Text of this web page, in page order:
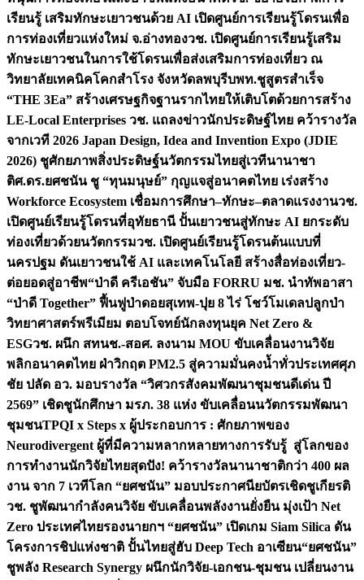
เรียนรู้ เสริมทักษะเยาวชนด้วย AI เปิดศูนย์การเรียนรู้โดรนเพื่อ
การท่องเที่ยวแห่งใหม่ จ.อ่างทองวช. เปิดศูนย์การเรียนรู้เสริม
ทักษะเยาวชนในการใช้โดรนเพื่อส่งเสริมการท่องเที่ยว ณ
วิทยาลัยเทคนิคโคกสำโรง จังหวัดลพบุรีบพท.ชูสูตรสำเร็จ
“THE 3Ea” สร้างเศรษฐกิจฐานรากไทยให้เติบโตด้วยการสร้าง
LE-Local Enterprises วช. แถลงข่าวนักประดิษฐ์ไทย คว้ารางวัล
จากเวที 2026 Japan Design, Idea and Invention Expo (JDIE
2026) ชูศักยภาพสิ่งประดิษฐ์นวัตกรรมไทยสู่เวทีนานาชา
ติศ.ดร.ยศชนัน ชู “ทุนมนุษย์” กุญแจสู่อนาคตไทย เร่งสร้าง
Workforce Ecosystem เชื่อมการศึกษา–ทักษะ–ตลาดแรงงานวช.
เปิดศูนย์เรียนรู้โดรนที่อุทัยธานี ปั้นเยาวชนสู่ทักษะ AI ยกระดับ
ท่องเที่ยวด้วยนวัตกรรมวช. เปิดศูนย์เรียนรู้โดรนต้นแบบที่
นครปฐม ดันเยาวชนใช้ AI และเทคโนโลยี สร้างสื่อท่องเที่ยว-
ต่อยอดสู่อาชีพ“ป่าดี ครีเอชัน” จับมือ FORRU มช. นำทัพอาสา
“ป่าดี Together” ฟื้นฟูป่าดอยสุเทพ-ปุย 8 ไร่ โชว์โมเดลปลูกป่า
วิทยาศาสตร์พรีเมียม ตอบโจทย์นักลงทุนยุค Net Zero &
ESGวช. ผนึก สทนช.-สอศ. ลงนาม MOU ขับเคลื่อนงานวิจัย
พลิกอนาคตไทย ฝ่าวิกฤต PM2.5 สู่ความมั่นคงน้ำทั่วประเทศศุภ
ชัย ปลัด อว. มอบรางวัล “วิศวกรสังคมพัฒนาชุมชนดีเด่น ปี
2569” เชิดชูนักศึกษา มรภ. 38 แห่ง ขับเคลื่อนนวัตกรรมพัฒนา
ชุมชนTPQI x Steps x ผู้ประกอบการ : ศักยภาพของ
Neurodivergent ผู้ที่มีความหลากหลายทางการรับรู้ สู่โลกของ
การทำงานนักวิจัยไทยสุดปัง! คว้ารางวัลนานาชาติกว่า 400 ผล
งาน จาก 7 เวทีโลก “ยศชนัน” มอบประกาศนียบัตรเชิดชูเกียรติ
วช. ชูพัฒนากำลังคนวิจัย ขับเคลื่อนพลังงานยั่งยืน มุ่งเป้า Net
Zero ประเทศไทยรองนายกฯ “ยศชนัน” เปิดเกม Siam Silica ดัน
โครงการชิปแห่งชาติ ปั้นไทยสู่ฮับ Deep Tech อาเซียน“ยศชนัน”
ชูพลัง Research Synergy ผนึกนักวิจัย-เอกชน-ชุมชน เปลี่ยนงาน